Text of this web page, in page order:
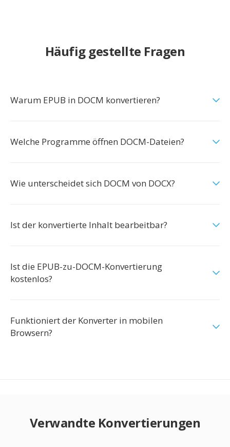
Häufig gestellte Fragen
Warum EPUB in DOCM konvertieren?
Welche Programme öffnen DOCM-Dateien?
Wie unterscheidet sich DOCM von DOCX?
Ist der konvertierte Inhalt bearbeitbar?
Ist die EPUB-zu-DOCM-Konvertierung
kostenlos?
Funktioniert der Konverter in mobilen
Browsern?
Verwandte Konvertierungen